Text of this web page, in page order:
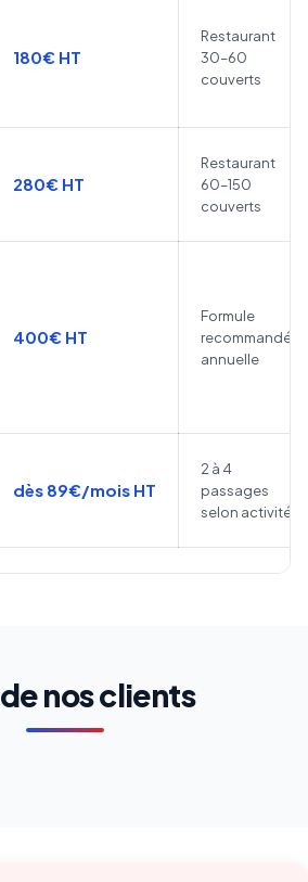
180€ HT
Restaurant
30–60
couverts
280€ HT
Restaurant
60–150
couverts
400€ HT
Formule
recommandée
annuelle
dès 89€/mois HT
2 à 4
passages
selon activité
nos clients